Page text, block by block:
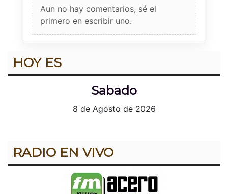
Aun no hay comentarios, sé el
primero en escribir uno.
HOY ES
Sabado
8 de Agosto de 2026
RADIO EN VIVO